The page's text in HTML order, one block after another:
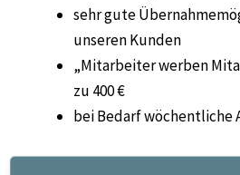
sehr gute
unseren Kunden
„Mitarbeiter werben
zu 400 €
bei Bedarf wöchentliche